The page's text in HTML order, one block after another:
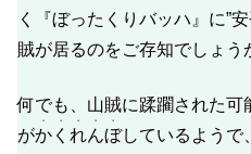
く『ぼったくりバッハ』に”
賊が居るのをご存知でしょう
何でも、山賊に蹂躙された
がかくれんぼ
・・・・・
しているようで